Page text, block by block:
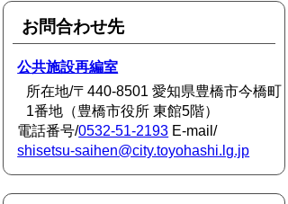
お問合わせ先
公共施設再編室
所在地/〒440-8501 愛知県豊橋市今橋町
1番地（豊橋市役所 東館5階）
電話番号/0532-51-2193 E-mail/
shisetsu-saihen@city.toyohashi.lg.jp